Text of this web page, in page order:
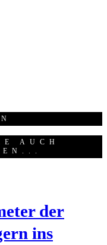
AUCH
der
ins